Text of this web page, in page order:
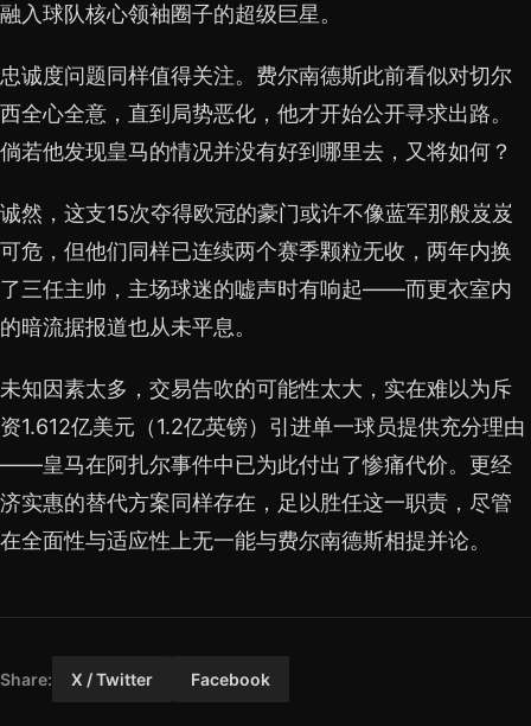
融入球队核心领袖圈子的超级巨星。
忠诚度问题同样值得关注。费尔南德斯此前看似对切尔
西全心全意，直到局势恶化，他才开始公开寻求出路。
倘若他发现皇马的情况并没有好到哪里去，又将如何？
诚然，这支15次夺得欧冠的豪门或许不像蓝军那般岌岌
可危，但他们同样已连续两个赛季颗粒无收，两年内换
了三任主帅，主场球迷的嘘声时有响起——而更衣室内
的暗流据报道也从未平息。
未知因素太多，交易告吹的可能性太大，实在难以为斥
资1.612亿美元（1.2亿英镑）引进单一球员提供充分理由
——皇马在阿扎尔事件中已为此付出了惨痛代价。更经
济实惠的替代方案同样存在，足以胜任这一职责，尽管
在全面性与适应性上无一能与费尔南德斯相提并论。
Share: X / Twitter Facebook